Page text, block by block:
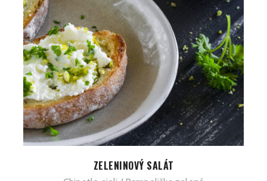
ZELENINOVÝ SALÁT